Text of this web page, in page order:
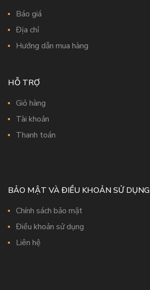
Báo giá
Địa chỉ
Hướng dẫn mua hàng
HỖ TRỢ
Giỏ hàng
Tài khoản
Thanh toán
BẢO MẬT VÀ ĐIỀU KHOẢN SỬ DỤNG
Chính sách bảo mật
Điều khoản sử dụng
Liên hệ